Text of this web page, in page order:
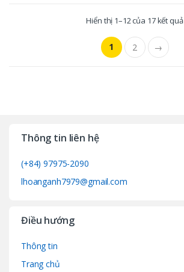
Hiển thị 1–12 của 17 kết quả
1 2 →
Thông tin liên hệ
(+84) 97975-2090
lhoanganh7979@gmail.com
Điều hướng
Thông tin
Trang chủ